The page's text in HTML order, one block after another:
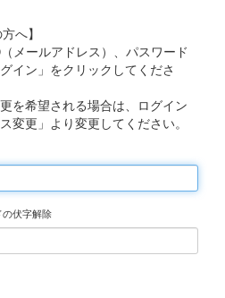
へ】
メールアドレス）、パスワード
イン」をクリックしてくださ
を希望される場合は、ログイン
変更」より変更してください。
の伏字解除